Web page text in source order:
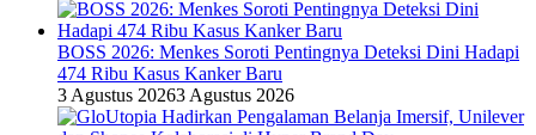
BOSS 2026: Menkes Soroti Pentingnya Deteksi Dini Hadapi
474 Ribu Kasus Kanker Baru
3 Agustus 20263 Agustus 2026